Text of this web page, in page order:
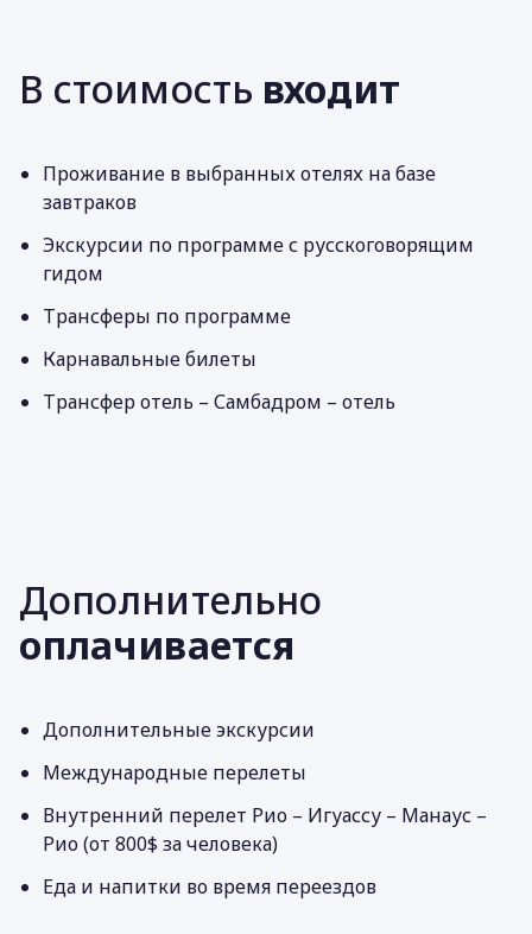
В стоимость входит
Проживание в выбранных отелях на базе
завтраков
Экскурсии по программе с русскоговорящим
гидом
Трансферы по программе
Карнавальные билеты
Трансфер отель – Самбадром – отель
Дополнительно
оплачивается
Дополнительные экскурсии
Международные перелеты
Внутренний перелет Рио – Игуассу – Манаус –
Рио (от 800$ за человека)
Еда и напитки во время переездов